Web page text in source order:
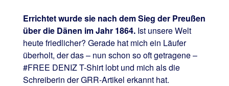
Errichtet wurde sie nach dem Sieg der Preußen
über die Dänen im Jahr 1864.Ist unsere Welt
heute friedlicher? Gerade hat mich ein Läufer
überholt, der das – nun schon so oft getragene –
#FREE DENIZ T-Shirt lobt und mich als die
Schreiberin der GRR-Artikel erkannt hat.